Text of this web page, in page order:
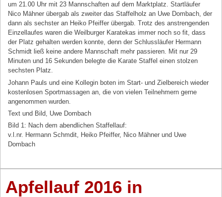
um 21.00 Uhr mit 23 Mannschaften auf dem Marktplatz. Startläufer
Nico Mähner übergab als zweiter das Staffelholz an Uwe Dombach, der
dann als sechster an Heiko Pfeiffer übergab. Trotz des anstrengenden
Einzellaufes waren die Weilburger Karatekas immer noch so fit, dass
der Platz gehalten werden konnte, denn der Schlussläufer Hermann
Schmidt ließ keine andere Mannschaft mehr passieren. Mit nur 29
Minuten und 16 Sekunden belegte die Karate Staffel einen stolzen
sechsten Platz.
Johann Pauls und eine Kollegin boten im Start- und Zielbereich wieder
kostenlosen Sportmassagen an, die von vielen Teilnehmern gerne
angenommen wurden.
Text und Bild, Uwe Dombach
Bild 1: Nach dem abendlichen Staffellauf:
v.l.nr. Hermann Schmdit, Heiko Pfeiffer, Nico Mähner und Uwe
Dombach
Apfellauf 2016 in